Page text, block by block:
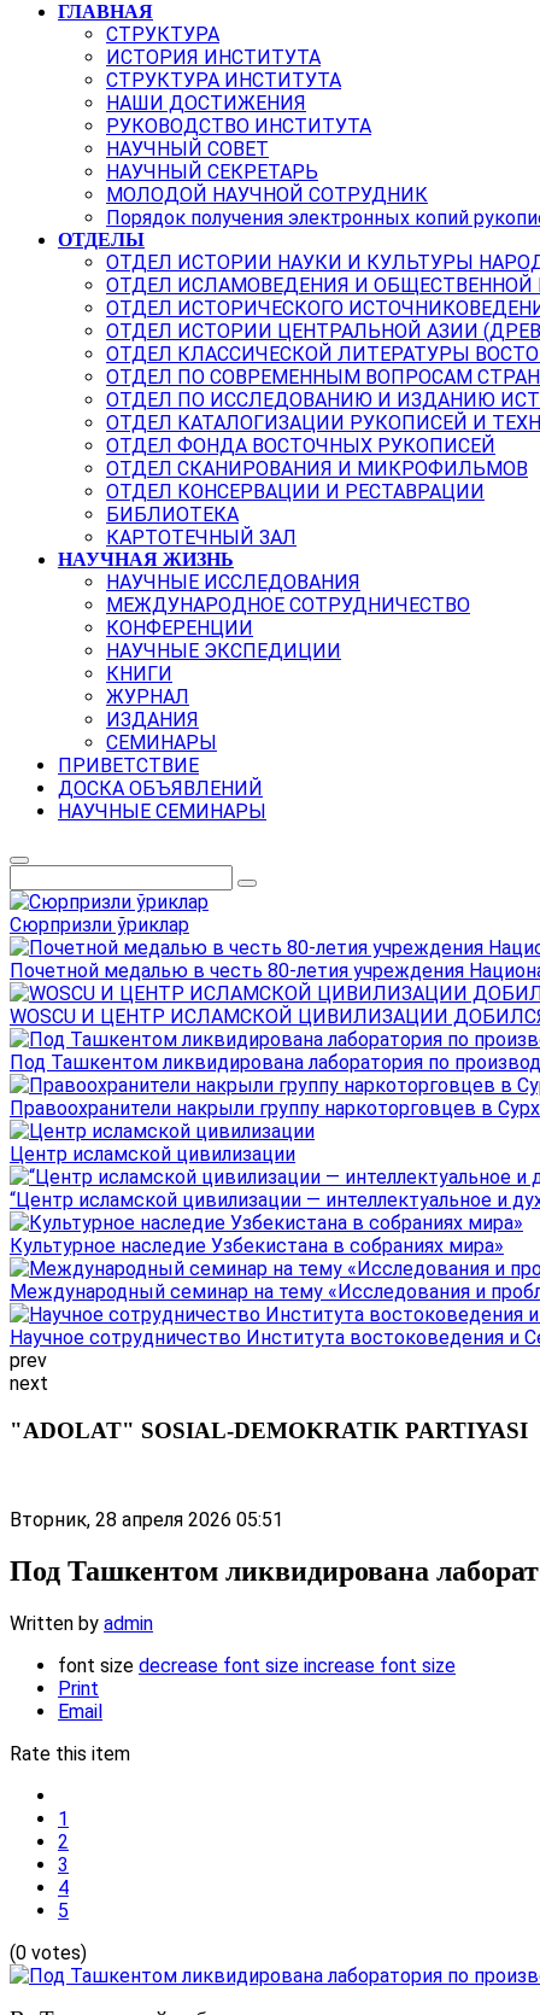
ГЛАВНАЯ
СТРУКТУРА
ИСТОРИЯ ИНСТИТУТА
СТРУКТУРА ИНСТИТУТА
НАШИ ДОСТИЖЕНИЯ
РУКОВОДСТВО ИНСТИТУТА
НАУЧНЫЙ СОВЕТ
НАУЧНЫЙ СЕКРЕТАРЬ
МОЛОДОЙ НАУЧНОЙ СОТРУДНИК
Порядок получения электронных копий
ОТДЕЛЫ
ОТДЕЛ ИСТОРИИ НАУКИ И КУЛЬТУРЫ
ОТДЕЛ ИСЛАМОВЕДЕНИЯ И
ОТДЕЛ ИСТОРИЧЕСКОГО
ОТДЕЛ ИСТОРИИ ЦЕНТРАЛЬНОЙ АЗИИ
ОТДЕЛ КЛАССИЧЕСКОЙ ЛИТЕРАТУРЫ
ОТДЕЛ ПО СОВРЕМЕННЫМ ВОПРОСАМ
ОТДЕЛ ПО ИССЛЕДОВАНИЮ И ИЗДАНИЮ
ОТДЕЛ КАТАЛОГИЗАЦИИ РУКОПИСЕЙ И
ОТДЕЛ ФОНДА ВОСТОЧНЫХ РУКОПИСЕЙ
ОТДЕЛ СКАНИРОВАНИЯ И МИКРОФИЛЬМОВ
ОТДЕЛ КОНСЕРВАЦИИ И РЕСТАВРАЦИИ
БИБЛИОТЕКА
КАРТОТЕЧНЫЙ ЗАЛ
НАУЧНАЯ ЖИЗНЬ
НАУЧНЫЕ ИССЛЕДОВАНИЯ
МЕЖДУНАРОДНОЕ СОТРУДНИЧЕСТВО
КОНФЕРЕНЦИИ
НАУЧНЫЕ ЭКСПЕДИЦИИ
КНИГИ
ЖУРНАЛ
ИЗДАНИЯ
СЕМИНАРЫ
ПРИВЕТСТВИЕ
ДОСКА ОБЪЯВЛЕНИЙ
НАУЧНЫЕ СЕМИНАРЫ
Сюрпризли ўриклар
Почетной медалью в честь 80-летия учреждения
WOSCU И ЦЕНТР ИСЛАМСКОЙ ЦИВИЛИЗАЦИИ
Под Ташкентом ликвидирована лаборатория по
Правоохранители накрыли группу наркоторговцев в
Центр исламской цивилизации
“Центр исламской цивилизации — интеллектуальное и
Культурное наследие Узбекистана в собраниях мира»
Международный семинар на тему «Исследования и
Научное сотрудничество Института востоковедения и
prev
next
"ADOLAT" SOSIAL-DEMOKRATIK PARTIYASI
Вторник, 28 апреля 2026 05:51
Под Ташкентом ликвидирована
Written by admin
font size decrease font size increase font size
Print
Email
Rate this item
1
2
3
4
5
(0 votes)